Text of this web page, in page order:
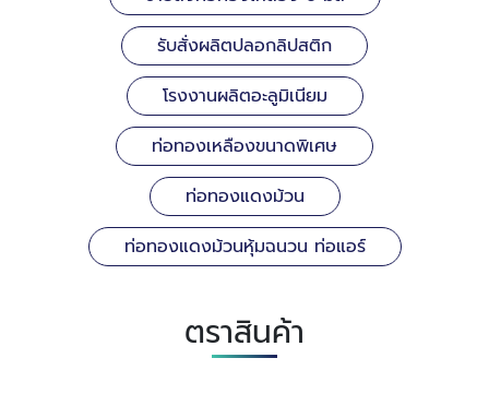
รับสั่งผลิตปลอกลิปสติก
โรงงานผลิตอะลูมิเนียม
ท่อทองเหลืองขนาดพิเศษ
ท่อทองแดงม้วน
ท่อทองแดงม้วนหุ้มฉนวน ท่อแอร์
ตราสินค้า